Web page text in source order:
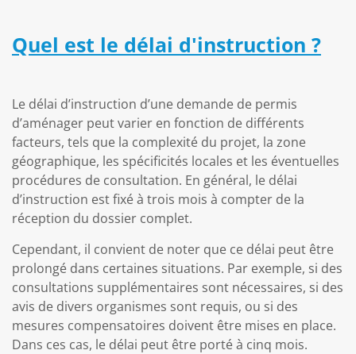
Quel est le délai d'instruction ?
Le délai d’instruction d’une demande de permis
d’aménager peut varier en fonction de différents
facteurs, tels que la complexité du projet, la zone
géographique, les spécificités locales et les éventuelles
procédures de consultation. En général, le délai
d’instruction est fixé à trois mois à compter de la
réception du dossier complet.
Cependant, il convient de noter que ce délai peut être
prolongé dans certaines situations. Par exemple, si des
consultations supplémentaires sont nécessaires, si des
avis de divers organismes sont requis, ou si des
mesures compensatoires doivent être mises en place.
Dans ces cas, le délai peut être porté à cinq mois.